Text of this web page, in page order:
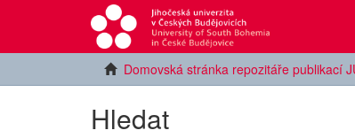
Domovská stránka repozitáře publikací
Hledat